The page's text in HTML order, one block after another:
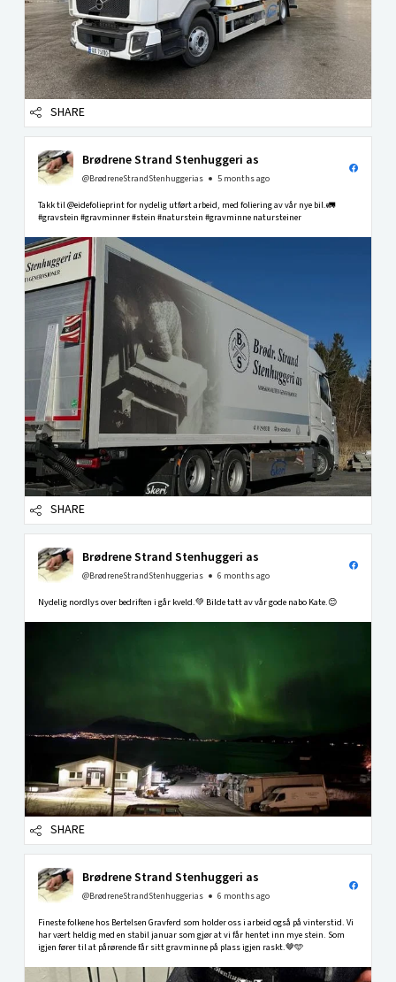
SHARE
Brødrene Strand Stenhuggeri as
@BrødreneStrandStenhuggerias 5 months ago
Takk til @eidefolieprint for nydelig utført arbeid, med foliering av vår nye bil.🚛
#gravstein #gravminner #stein #naturstein #gravminne natursteiner
SHARE
Brødrene Strand Stenhuggeri as
@BrødreneStrandStenhuggerias 6 months ago
Nydelig nordlys over bedriften i går kveld.💚 Bilde tatt av vår gode nabo Kate.😊
SHARE
Brødrene Strand Stenhuggeri as
@BrødreneStrandStenhuggerias 6 months ago
Fineste folkene hos Bertelsen Gravferd som holder oss i arbeid også på vinterstid. Vi
har vært heldig med en stabil januar som gjør at vi får hentet inn mye stein. Som
igjen fører til at pårørende får sitt gravminne på plass igjen raskt.🤎🩵